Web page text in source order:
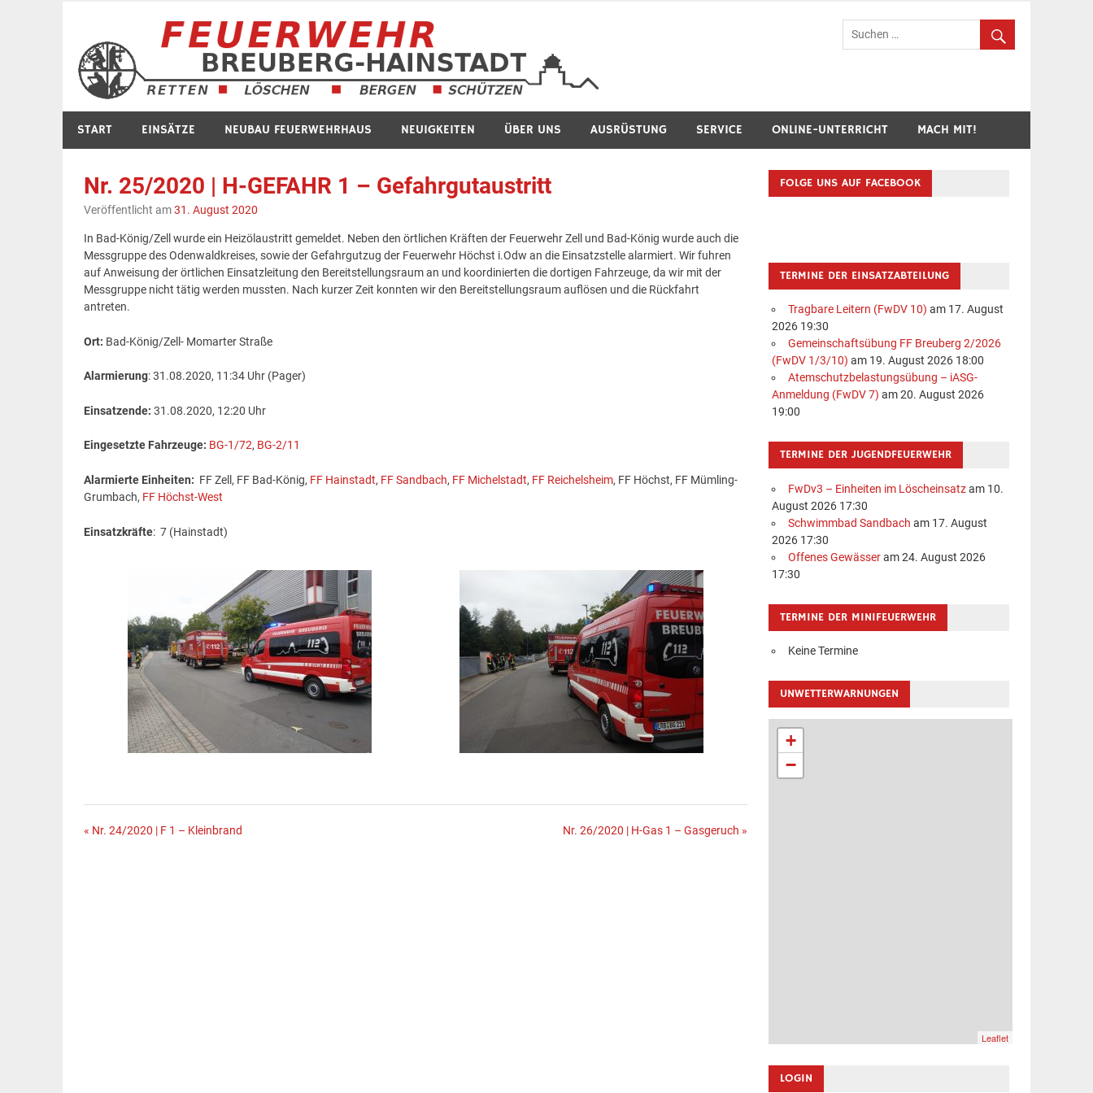
springen
Feuerwehr Breuberg-Hainstadt
START EINSÄTZE NEUBAU FEUERWEHRHAUS NEUIGKEITEN ÜBER UNS AUSRÜSTUNG SERVICE ONLINE-UNTERRICHT MACH MIT!
Nr. 25/2020 | H-GEFAHR 1 – Gefahrgutaustritt
Veröffentlicht am31. August 2020
In Bad-König/Zell wurde ein Heizölaustritt gemeldet. Neben den örtlichen Kräften der Feuerwehr Zell und Bad-König wurde auch die
Messgruppe des Odenwaldkreises, sowie der Gefahrgutzug der Feuerwehr Höchst i.Odw an die Einsatzstelle alarmiert. Wir fuhren
auf Anweisung der örtlichen Einsatzleitung den Bereitstellungsraum an und koordinierten die dortigen Fahrzeuge, da wir mit der
Messgruppe nicht tätig werden mussten. Nach kurzer Zeit konnten wir den Bereitstellungsraum auflösen und die Rückfahrt
antreten.
Ort: Bad-König/Zell- Momarter Straße
Alarmierung: 31.08.2020, 11:34 Uhr (Pager)
Einsatzende: 31.08.2020, 12:20 Uhr
Eingesetzte Fahrzeuge: BG-1/72, BG-2/11
Alarmierte Einheiten: FF Zell, FF Bad-König, FF Hainstadt, FF Sandbach, FF Michelstadt, FF Reichelsheim, FF Höchst, FF Mümling-
Grumbach, FF Höchst-West
Einsatzkräfte: 7 (Hainstadt)
Beitragsnavigation
« Nr. 24/2020 | F 1 – Kleinbrand Nr. 26/2020 | H-Gas 1 – Gasgeruch »
FOLGE UNS AUF FACEBOOK
TERMINE DER EINSATZABTEILUNG
Tragbare Leitern (FwDV 10) am 17. August
2026 19:30
Gemeinschaftsübung FF Breuberg 2/2026
(FwDV 1/3/10) am 19. August 2026 18:00
Atemschutzbelastungsübung – iASG-
Anmeldung (FwDV 7) am 20. August 2026
19:00
TERMINE DER JUGENDFEUERWEHR
FwDv3 – Einheiten im Löscheinsatzam 10.
August 2026 17:30
Schwimmbad Sandbach am 17. August
2026 17:30
Offenes Gewässeram 24. August 2026
17:30
TERMINE DER MINIFEUERWEHR
Keine Termine
UNWETTERWARNUNGEN
+
−
Leaflet
LOGIN